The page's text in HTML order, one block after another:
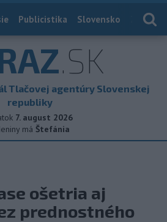
Publicistika Slovensko
.SK
Tlačovej agentúry Slovenskej
republiky
7. august 2026
má Štefánia
ošetria aj
prednostného